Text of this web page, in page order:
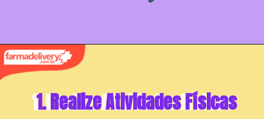
1. Realize Atividades Físicas
1. Realize Atividades Físicas